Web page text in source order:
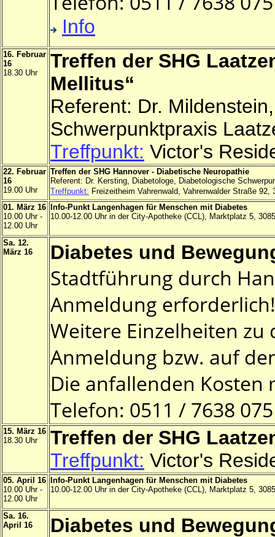
Info
16. Februar
16
18.30 Uhr
Treffen der SHG
Mellitus“
Referent: Dr.
Schwerpunktpraxis
Treffpunkt: Victor's
22. Februar
16
19.00 Uhr
Treffen der SHG Hannover - Diabetische Neuropathie
Referent: Dr. Kersting, Diabetologe, Diabetologische
Treffpunkt: Freizeitheim Vahrenwald, Vahrenwalder Straße 92,
01. März 16
10.00 Uhr -
12.00 Uhr
Info-Punkt Langenhagen für Menschen mit Diabetes
10.00-12.00 Uhr in der City-Apotheke (CCL), Marktplatz 5,
Sa. 12.
März 16
Diabetes und
Stadtführung durch
Anmeldung erforderlich!
Weitere Einzelheiten
Anmeldung bzw. auf
Die anfallenden
Telefon: 0511 / 7638
15. März 16
18.30 Uhr
Treffen der SHG
Treffpunkt: Victor's
05. April 16
10.00 Uhr -
12.00 Uhr
Info-Punkt Langenhagen für Menschen mit Diabetes
10.00-12.00 Uhr in der City-Apotheke (CCL), Marktplatz 5,
Sa. 16.
April 16
Diabetes und